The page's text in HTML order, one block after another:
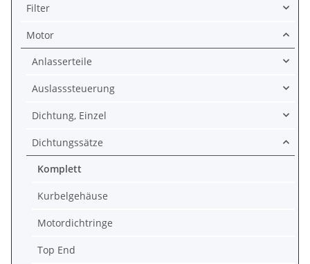
Filter
Motor
Anlasserteile
Auslasssteuerung
Dichtung, Einzel
Dichtungssätze
Komplett
Kurbelgehäuse
Motordichtringe
Top End